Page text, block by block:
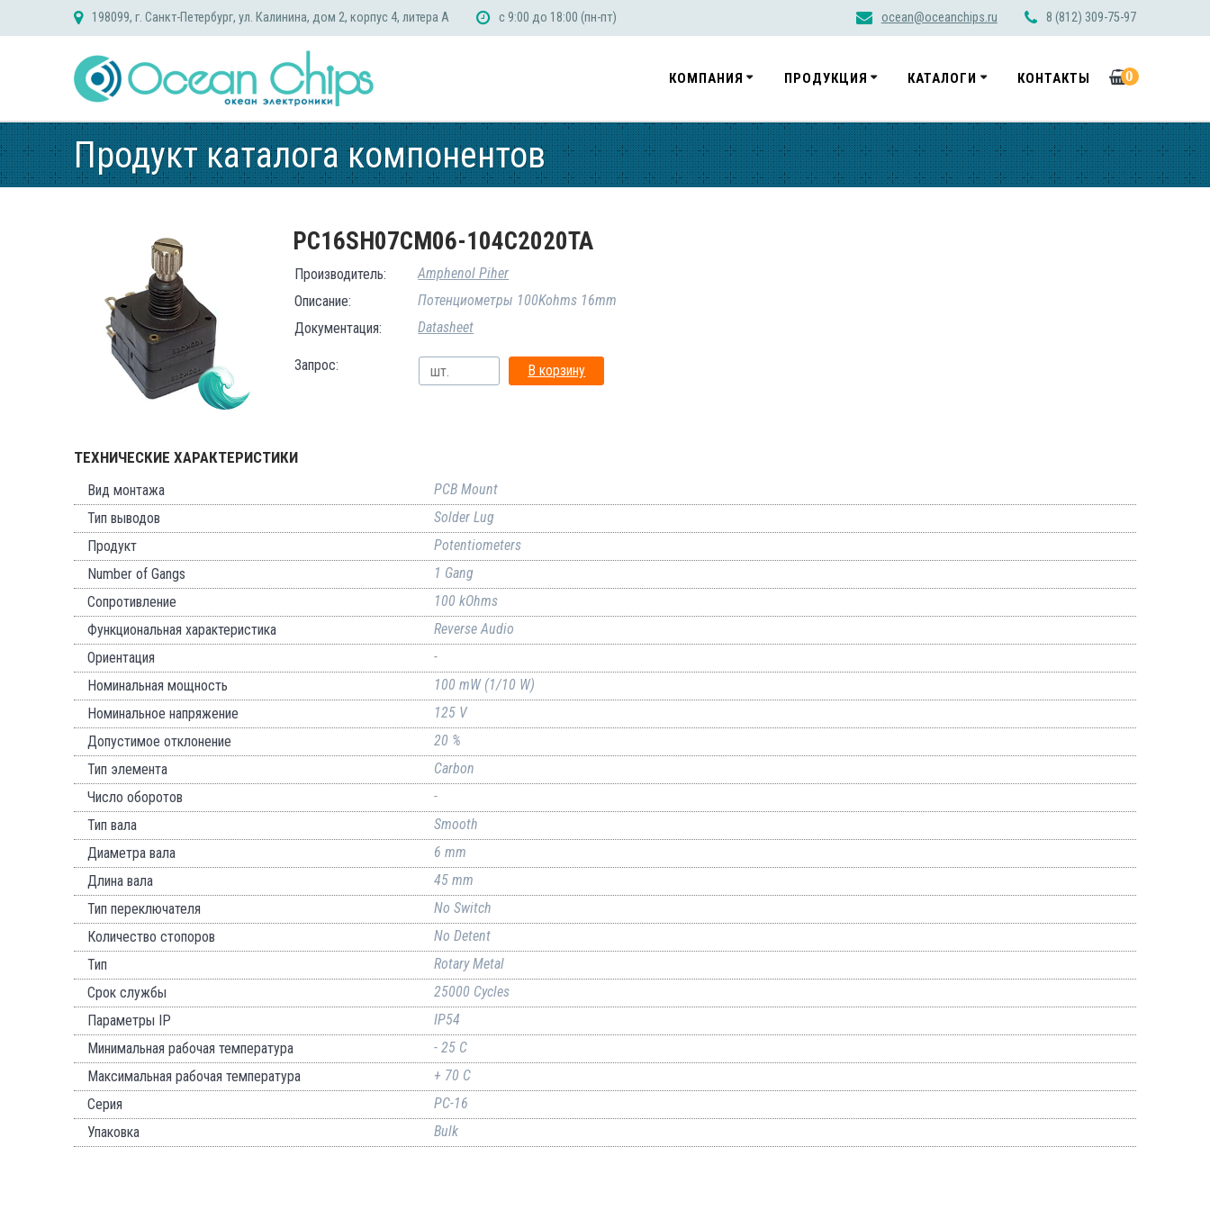
198099, г. Санкт-Петербург, ул. Калинина, дом 2, корпус 4, литера А с 9:00 до 18:00 (пн-пт) ocean@oceanchips.ru 8 (812) 309-75-97
КОМПАНИЯ ПРОДУКЦИЯ КАТАЛОГИ КОНТАКТЫ 0
Продукт каталога компонентов
PC16SH07CM06-104C2020TA
Производитель:
Amphenol Piher
Описание:
Потенциометры 100Kohms 16mm
Документация:
Datasheet
Запрос: В корзину
ТЕХНИЧЕСКИЕ ХАРАКТЕРИСТИКИ
Вид монтажа
PCB Mount
Тип выводов
Solder Lug
Продукт
Potentiometers
Number of Gangs
1 Gang
Сопротивление
100 kOhms
Функциональная характеристика
Reverse Audio
Ориентация
-
Номинальная мощность
100 mW (1/10 W)
Номинальное напряжение
125 V
Допустимое отклонение
20 %
Тип элемента
Carbon
Число оборотов
-
Тип вала
Smooth
Диаметра вала
6 mm
Длина вала
45 mm
Тип переключателя
No Switch
Количество стопоров
No Detent
Тип
Rotary Metal
Срок службы
25000 Cycles
Параметры IP
IP54
Минимальная рабочая температура
- 25 C
Максимальная рабочая температура
+ 70 C
Серия
PC-16
Упаковка
Bulk